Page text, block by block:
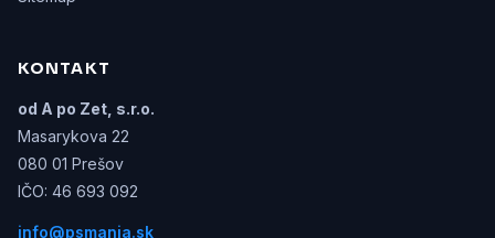
KONTAKT
od A po Zet, s.r.o.
Masarykova 22
080 01 Prešov
IČO: 46 693 092
info@psmania.sk